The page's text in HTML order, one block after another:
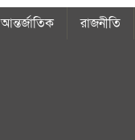
আন্তর্জাতিক রাজনীতি